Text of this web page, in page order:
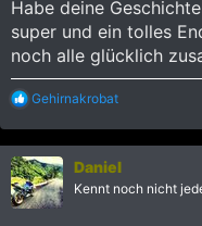
Habe deine
super und ein tolles
noch alle glücklich
R
a
k
t
i
o
Gehirnakrobat
Daniel
Kennt noch nicht